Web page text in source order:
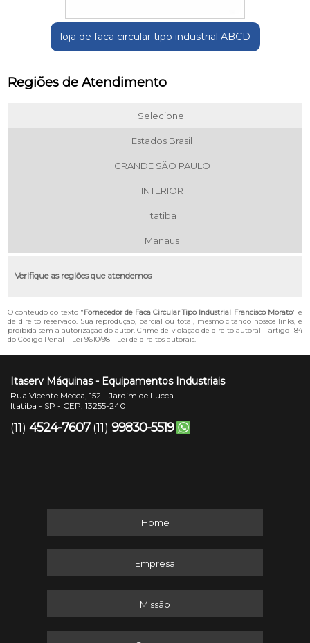
loja de faca circular tipo industrial ABCD
Regiões de Atendimento
Selecione:
Estados Brasil
GRANDE SÃO PAULO
INTERIOR
Itatiba
Manaus
Verifique as regiões que atendemos
O conteúdo do texto "Fornecedor de Faca Circular Tipo Industrial Francisco Morato" é
de direito reservado. Sua reprodução, parcial ou total, mesmo citando nossos links, é
proibida sem a autorização do autor. Crime de violação de direito autoral – artigo 184
do Código Penal – Lei 9610/98 - Lei de direitos autorais.
Itaserv Máquinas - Equipamentos Industriais
Rua Vicente Mecca, 152 - Jardim de Lucca
Itatiba - SP - CEP: 13255-240
(11) 4524-7607 (11) 99830-5519
Home
Empresa
Missão